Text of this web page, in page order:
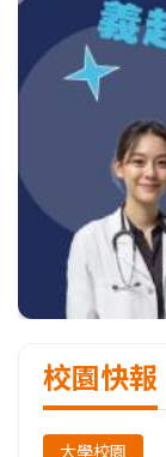
校園快報
大學校園